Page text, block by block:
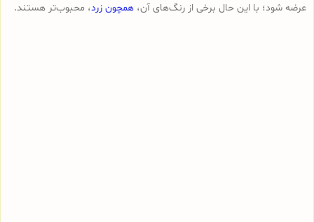
عرضه شود؛ با این حال برخی از رنگ‌های آن، همچون زرد، محبوب‌تر هستند.